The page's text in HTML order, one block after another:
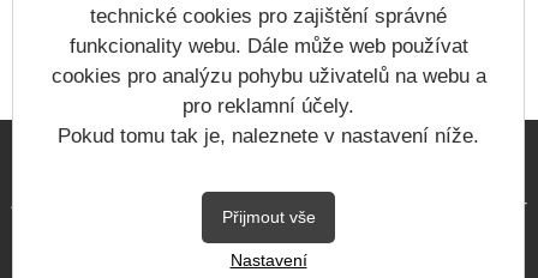
Copyright © 2023 - 2026
ZŠ a MŠ Staré Splavy & Vitalex Computers s.r.o.
-
Tvorba školních webů
technické cookies pro zajištění správné
funkcionality webu. Dále může web používat
cookies pro analýzu pohybu uživatelů na webu a
pro reklamní účely.
Pokud tomu tak je, naleznete v nastavení níže.
Přijmout vše
Nastavení